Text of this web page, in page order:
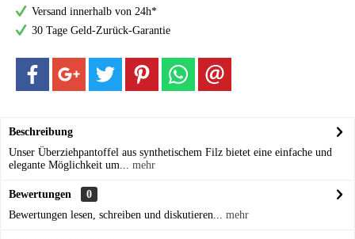
Versand innerhalb von 24h*
30 Tage Geld-Zurück-Garantie
Beschreibung
Unser Überziehpantoffel aus synthetischem Filz bietet eine einfache und
elegante Möglichkeit um... mehr
Bewertungen
0
Bewertungen lesen, schreiben und diskutieren... mehr